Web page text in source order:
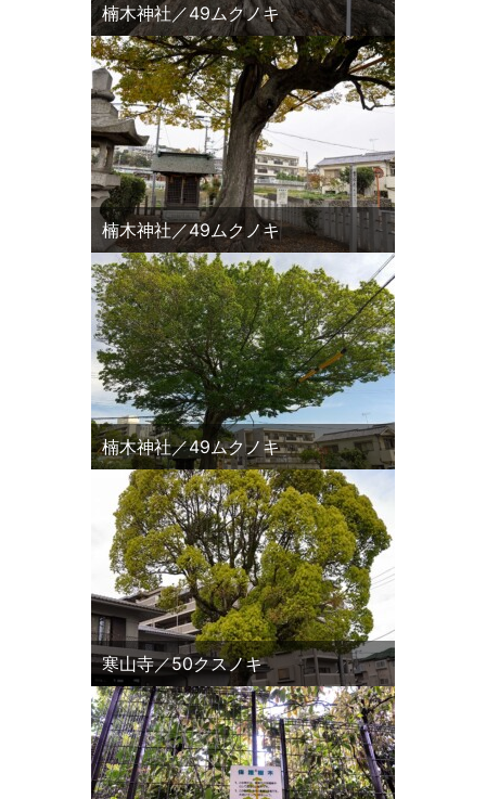
楠木神社／49ムクノキ
楠木神社／49ムクノキ
楠木神社／49ムクノキ
寒山寺／50クスノキ